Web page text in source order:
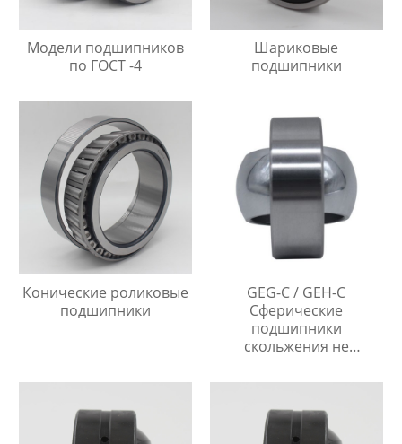
Модели подшипников
по ГОСТ -4
Шариковые
подшипники
Конические роликовые
подшипники
GEG-C / GEH-C
Сферические
подшипники
скольжения не
технического